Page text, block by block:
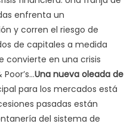
enfrenta un
y corren el riesgo de
de capitales a medida
convierte en una crisis
Una nueva oleada de
para los mercados está
pasadas están
del sistema de